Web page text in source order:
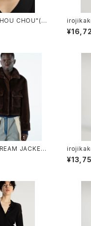
CHOU"(W
PS"(ICE
JACKET"